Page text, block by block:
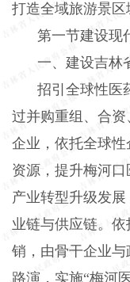
打造全域旅游景区
第一节建设现
一、建设吉林
招引全球性医
过并购重组、合
企业，依托全球
资源，提升梅河
产业转型升级发
业链与供应链。
销，由骨干企业
路演，实施“梅河